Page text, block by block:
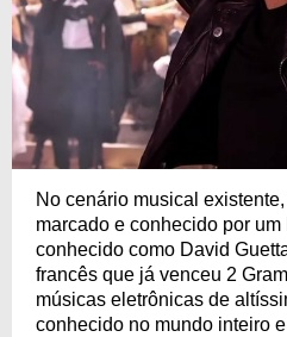
No cenário musical existente,
marcado e conhecido por
conhecido como David
francês que já venceu 2
músicas eletrônicas de
conhecido no mundo inteiro